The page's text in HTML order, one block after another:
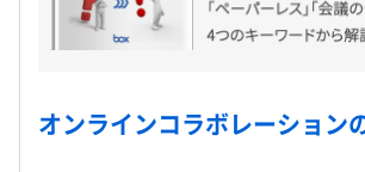
オンラインコラボレーション